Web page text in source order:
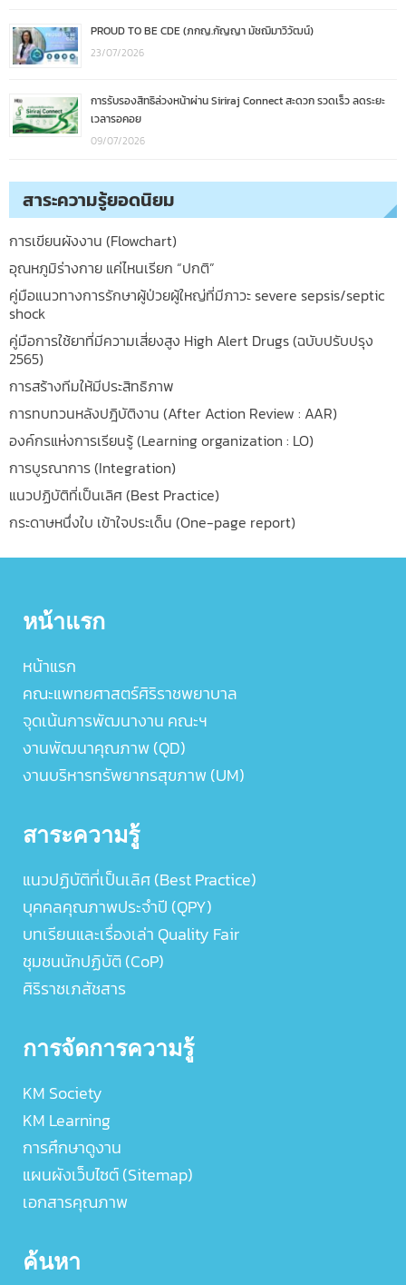
PROUD TO BE CDE (ภกญ.กัญญา มัชฌิมาวิวัฒน์)
23/07/2026
การรับรองสิทธิล่วงหน้าผ่าน Siriraj Connect สะดวก รวดเร็ว ลดระยะ
เวลารอคอย
09/07/2026
สาระความรู้ยอดนิยม
การเขียนผังงาน (Flowchart)
อุณหภูมิร่างกาย แค่ไหนเรียก “ปกติ”
คู่มือแนวทางการรักษาผู้ป่วยผู้ใหญ่ที่มีภาวะ severe sepsis/septic
shock
คู่มือการใช้ยาที่มีความเสี่ยงสูง High Alert Drugs (ฉบับปรับปรุง
2565)
การสร้างทีมให้มีประสิทธิภาพ
การทบทวนหลังปฎิบัติงาน (After Action Review : AAR)
องค์กรแห่งการเรียนรู้ (Learning organization : LO)
การบูรณาการ (Integration)
แนวปฏิบัติที่เป็นเลิศ (Best Practice)
กระดาษหนึ่งใบ เข้าใจประเด็น (One-page report)
หน้าแรก
หน้าแรก
คณะแพทยศาสตร์ศิริราชพยาบาล
จุดเน้นการพัฒนางาน คณะฯ
งานพัฒนาคุณภาพ (QD)
งานบริหารทรัพยากรสุขภาพ (UM)
สาระความรู้
แนวปฏิบัติที่เป็นเลิศ (Best Practice)
บุคคลคุณภาพประจำปี (QPY)
บทเรียนและเรื่องเล่า Quality Fair
ชุมชนนักปฏิบัติ (CoP)
ศิริราชเภสัชสาร
การจัดการความรู้
KM Society
KM Learning
การศึกษาดูงาน
แผนผังเว็บไซต์ (Sitemap)
เอกสารคุณภาพ
ค้นหา